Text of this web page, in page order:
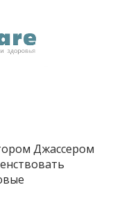
Джассером